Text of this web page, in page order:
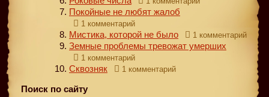
Покойные не любят жалоб
1 комментарий
Мистика, которой не было 1 комментарий
Земные проблемы тревожат умерших
1 комментарий
Сквозняк 1 комментарий
Поиск по сайту